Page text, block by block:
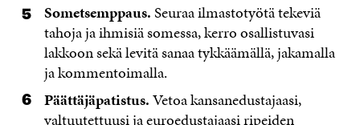
Sometsemppaus.Seuraa ilmastotyötä tekeviä
tahoja ja ihmisiä somessa, kerro osallistuvasi
lakkoon sekä levitä sanaa tykkäämällä, jakamalla
ja kommentoimalla.
Päättäjäpatistus.Vetoa kansanedustajaasi,
valtuutettuusi ja euroedustajaasi ripeiden